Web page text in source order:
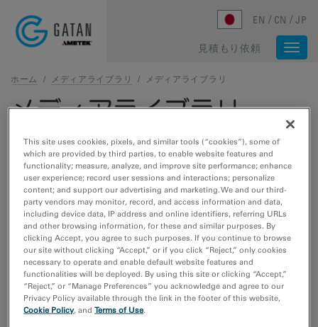
EN CN JP
見積もり依頼
ホーム / メディアライブラリ / メディアライブラリ
メディアライブラリ
1 - 1 of 1 media results
メディアの種類
ウェビナー
ビデオチュートリアル
動画のサンプルデータ
画像サンプルデータ
研究分野
エレクトロニクス
ライフサイエンス
This site uses cookies, pixels, and similar tools (“cookies”), some of
which are provided by third parties, to enable website features and
functionality; measure, analyze, and improve site performance; enhance
user experience; record user sessions and interactions; personalize
content; and support our advertising and marketing. We and our third-
party vendors may monitor, record, and access information and data,
including device data, IP address and online identifiers, referring URLs
and other browsing information, for these and similar purposes. By
clicking Accept, you agree to such purposes. If you continue to browse
our site without clicking “Accept,” or if you click “Reject,” only cookies
necessary to operate and enable default website features and
functionalities will be deployed. By using this site or clicking “Accept,”
“Reject,” or “Manage Preferences” you acknowledge and agree to our
Privacy Policy available through the link in the footer of this website,
Cookie Policy, andTerms of Use.